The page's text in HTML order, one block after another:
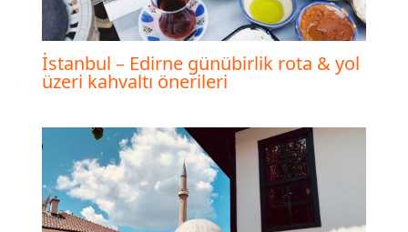
İstanbul – Edirne günübirlik rota & yol
üzeri kahvaltı önerileri